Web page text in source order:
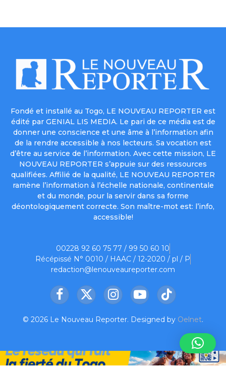
Fondé et installé au Togo, LE NOUVEAU REPORTER est
édité par GENIAL LIS MEDIA. Le pari de ce média est de
donner une conscience et une âme à l’information afin
de la rendre accessible à nos lecteurs. Sa vocation est
d’être au service de l’information. Avec cette mission, LE
NOUVEAU REPORTER s’appuie sur des ressources
qualifiées. Affilié de la qualité, LE NOUVEAU REPORTER
ramène l’information à l’échelle nationale, continentale
et du monde, pour la servir dans sa forme
déontologiquement correcte. Son maître-mot est: l’info,
accessible!
00228 92 60 75 77 / 99 50 60 10
Récépissé N° 0010 / HAAC / 12-2020 / pl / P
redaction@lenouveaureporter.com
Facebook
X
InstagramYouTubeTikTok
© 2026 Le Nouveau Reporter. Designed by Oelnet.